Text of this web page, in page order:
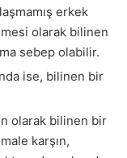
erkek
olarak bilinen
sebep olabilir.
ise, bilinen bir
olarak bilinen bir
karşın,